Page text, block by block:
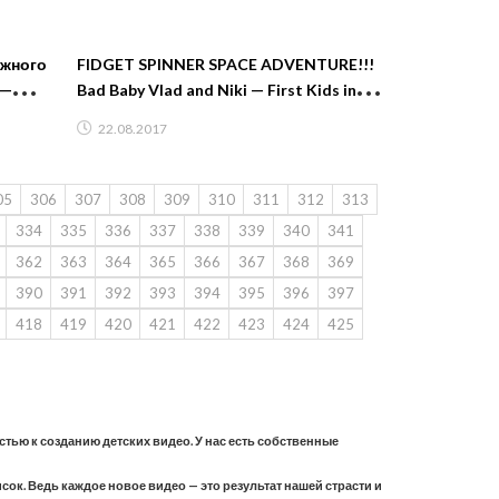
FIDGET SPINNER SPACE ADVENTURE!!!
Bad Baby Vlad and Niki — First Kids in
Space
22.08.2017
306 307 308 309 310 311 312
313
334
335 336 337 338 339 340
341
362
363 364 365 366 367 368
369
390
391 392 393 394 395 396
397
418
419 420 421 422 423 424 425
к созданию детских видео. У нас есть собственные
Ведь каждое новое видео — это результат нашей страсти и